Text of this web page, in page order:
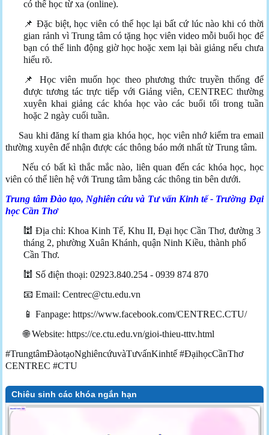
có thể học từ xa (online).
📌 Đặc biệt, học viên có thể học lại bất cứ lúc nào khi có thời
gian rảnh vì Trung tâm có tặng học viên video mỗi buổi học để
bạn có thể linh động giờ học hoặc xem lại bài giảng nếu chưa
hiểu rõ.
📌 Học viên muốn học theo phương thức truyền thống để
được tương tác trực tiếp với Giảng viên, CENTREC thường
xuyên khai giảng các khóa học vào các buổi tối trong tuần
hoặc 2 ngày cuối tuần.
Sau khi đăng kí tham gia khóa học, học viên nhớ kiểm tra email
thường xuyên để nhận được các thông báo mới nhất từ Trung tâm.
Nếu có bất kì thắc mắc nào, liên quan đến các khóa học, học
viên có thể liên hệ với Trung tâm bằng các thông tin bên dưới.
Trung tâm Đào tạo, Nghiên cứu và Tư vấn Kinh tế - Trường Đại
học Cần Thơ
🕍 Địa chỉ: Khoa Kinh Tế, Khu II, Đại học Cần Thơ, đường 3
tháng 2, phường Xuân Khánh, quận Ninh Kiều, thành phố
Cần Thơ.
🕍 Số điện thoại: 02923.840.254 - 0939 874 870
📧 Email:Centrec@ctu.edu.vn
📱 Fanpage: https://www.facebook.com/CENTREC.CTU/
🌐 Website: https://ce.ctu.edu.vn/gioi-thieu-tttv.html
#TrungtâmĐàotạoNghiêncứuvàTưvấnKinhtế #ĐạihọcCầnThơ
CENTREC #CTU
Chiêu sinh các khóa ngắn hạn